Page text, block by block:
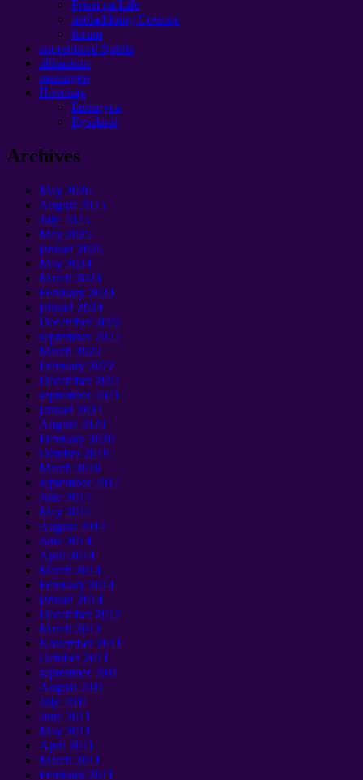
Priset på Life
nedladdning Cosmos
forum
apprenticed Spirits
ultimatum
meningen
Помощь
Беларусь
Ryssland
Archives
May 2026
August 2025
July 2025
May 2025
januari 2025
May 2024
March 2024
February 2024
januari 2024
December2022
september 2022
March 2022
February 2022
December2021
september 2021
januari 2021
August 2020
February 2020
October2019
March 2018
september 2017
June 2017
May 2015
August 2014
June 2014
April 2014
March 2014
February 2014
januari 2014
December2012
March 2012
November2011
October2011
september 2011
August 2011
July 2011
June 2011
May 2011
April 2011
March 2011
February 2011